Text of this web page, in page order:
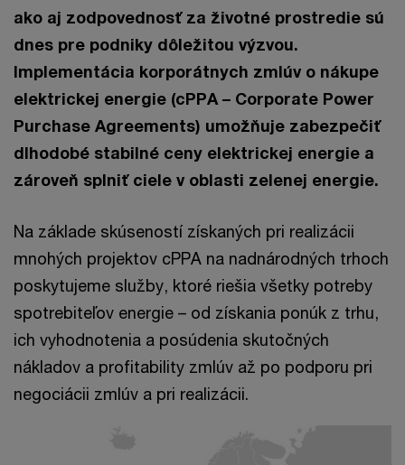
ako aj zodpovednosť za životné prostredie sú
dnes pre podniky dôležitou výzvou.
Implementácia korporátnych zmlúv o nákupe
elektrickej energie (cPPA – Corporate Power
Purchase Agreements) umožňuje zabezpečiť
dlhodobé stabilné ceny elektrickej energie a
zároveň splniť ciele v oblasti zelenej energie.
Na základe skúseností získaných pri realizácii
mnohých projektov cPPA na nadnárodných trhoch
poskytujeme služby, ktoré riešia všetky potreby
spotrebiteľov energie – od získania ponúk z trhu,
ich vyhodnotenia a posúdenia skutočných
nákladov a profitability zmlúv až po podporu pri
negociácii zmlúv a pri realizácii.